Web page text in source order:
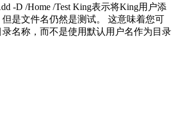
-D /Home /Test King表示将King用户添
是文件名仍然是测试。 这意味着您可
录名称，而不是使用默认用户名作为目录